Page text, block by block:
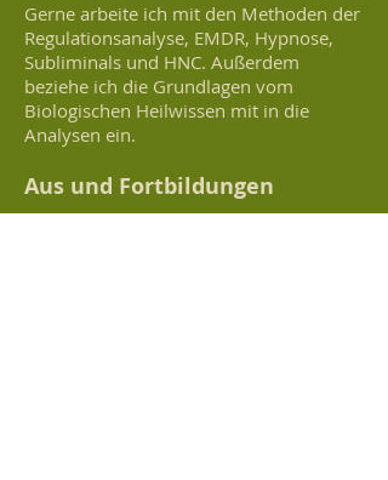
Gerne arbeite ich mit den Methoden der
Regulationsanalyse, EMDR, Hypnose,
Subliminals und HNC. Außerdem
beziehe ich die Grundlagen vom
Biologischen Heilwissen mit in die
Analysen ein.
Aus und Fortbildungen